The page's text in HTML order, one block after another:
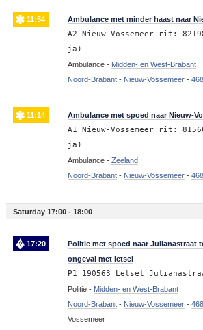
11:54 Ambulance met minder haast naar
A2 Nieuw-Vossemeer rit:
ja)
Ambulance - Midden- en West-Brabant
Noord-Brabant- Nieuw-Vossemeer-
11:14 Ambulance met spoed naar Nieuw-
A1 Nieuw-Vossemeer rit:
ja)
Ambulance - Zeeland
Noord-Brabant- Nieuw-Vossemeer-
Saturday 17:00 - 18:00
17:20
Politie met spoed naar Julianastraat
ongeval met letsel
P1 190563 Letsel
Politie - Midden- en West-Brabant
Noord-Brabant- Nieuw-Vossemeer-
Vossemeer